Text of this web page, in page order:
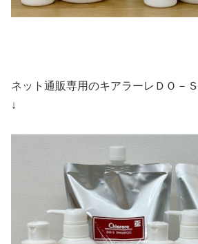
ネット通販専用のキアラーレＤＯ－
↓